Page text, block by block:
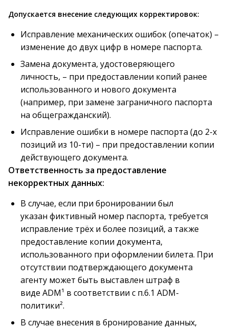
Допускается внесение следующих корректировок:
Исправление механических ошибок (опечаток) –
изменение до двух цифр в номере паспорта.
Замена документа, удостоверяющего
личность, – при предоставлении копий ранее
использованного и нового документа
(например, при замене заграничного паспорта
на общегражданский).
Исправление ошибки в номере паспорта (до 2-х
позиций из 10-ти) – при предоставлении копии
действующего документа.
Ответственность за предоставление
некорректных данных:
В случае, если при бронировании был
указан фиктивный номер паспорта, требуется
исправление трёх и более позиций, а также
предоставление копии документа,
использованного при оформлении билета. При
отсутствии подтверждающего документа
агенту может быть выставлен штраф в
виде ADM¹ в соответствии с п.6.1 ADM-
политики².
В случае внесения в бронирование данных,